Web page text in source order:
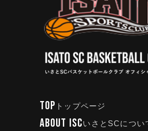
TOP トップページ
ABOUT ISCいさとSCについ